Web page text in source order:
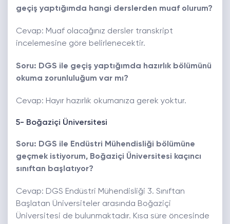
geçiş yaptığımda hangi derslerden muaf olurum?
Cevap: Muaf olacağınız dersler transkript
incelemesine göre belirlenecektir.
Soru: DGS ile geçiş yaptığımda hazırlık bölümünü
okuma zorunluluğum var mı?
Cevap: Hayır hazırlık okumanıza gerek yoktur.
5- Boğaziçi Üniversitesi
Soru: DGS ile Endüstri Mühendisliği bölümüne
geçmek istiyorum, Boğaziçi Üniversitesi kaçıncı
sınıftan başlatıyor?
Cevap: DGS Endüstri Mühendisliği 3. Sınıftan
Başlatan Üniversiteler arasında Boğaziçi
Üniversitesi de bulunmaktadır. Kısa süre öncesinde